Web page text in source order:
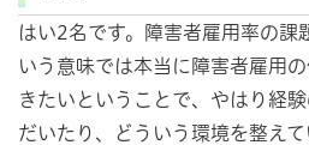
はい2名です。障害者雇用率の課
いう意味では本当に障害者雇用
きたいということで、やはり経
だいたり、どういう環境を整え